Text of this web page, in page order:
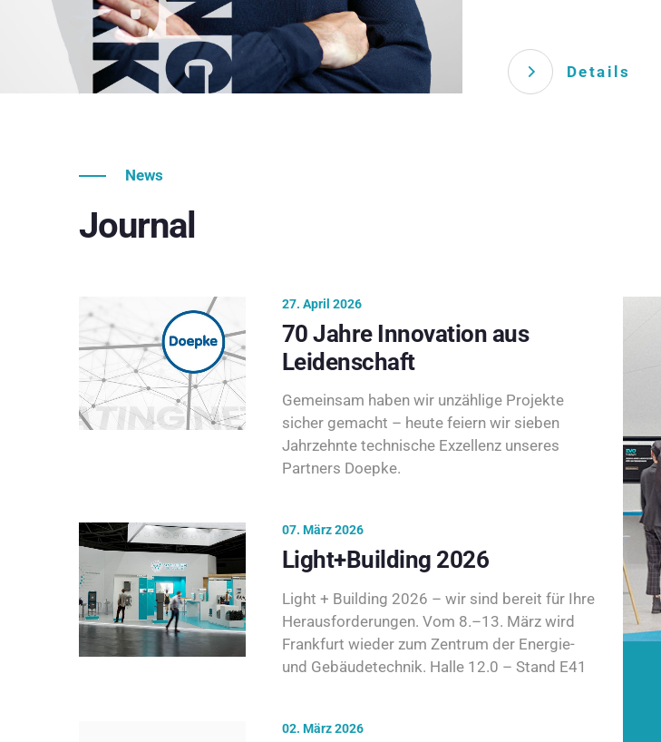
Details
News
Journal
27. April 2026
70 Jahre Innovation aus
Leidenschaft
Gemeinsam haben wir unzählige Projekte
sicher gemacht – heute feiern wir sieben
Jahrzehnte technische Exzellenz unseres
Partners Doepke.
07. März 2026
Light+Building 2026
Light + Building 2026 – wir sind bereit für Ihre
Herausforderungen. Vom 8.–13. März wird
Frankfurt wieder zum Zentrum der Energie-
und Gebäudetechnik. Halle 12.0 – Stand E41
02. März 2026